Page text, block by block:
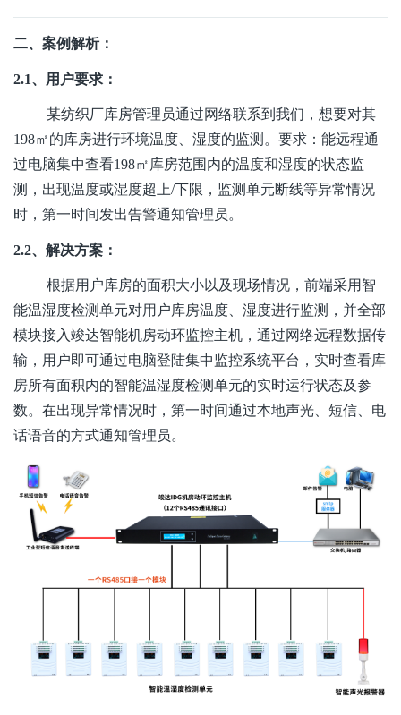
二、案例解析：
2.1、用户要求：
某纺织厂库房管理员通过网络联系到我们，想要对其
198㎡的库房进行环境温度、湿度的监测。要求：能远程通
过电脑集中查看198㎡库房范围内的温度和湿度的状态监
测，出现温度或湿度超上/下限，监测单元断线等异常情况
时，第一时间发出告警通知管理员。
2.2、解决方案：
根据用户库房的面积大小以及现场情况，前端采用智
能温湿度检测单元对用户库房温度、湿度进行监测，并全部
模块接入竣达智能机房动环监控主机，通过网络远程数据传
输，用户即可通过电脑登陆集中监控系统平台，实时查看库
房所有面积内的智能温湿度检测单元的实时运行状态及参
数。在出现异常情况时，第一时间通过本地声光、短信、电
话语音的方式通知管理员。